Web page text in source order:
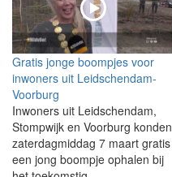
Gratis jonge boompjes voor
inwoners uit Leidschendam-
Voorburg
Inwoners uit Leidschendam,
Stompwijk en Voorburg konden
zaterdagmiddag 7 maart gratis
een jong boompje ophalen bij